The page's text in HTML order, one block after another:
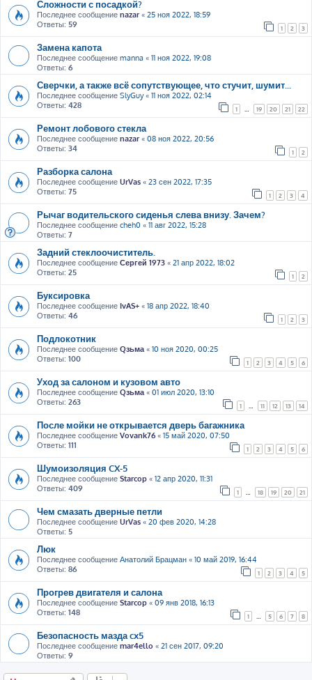
Сложности с посадкой?
Последнее сообщение nazar« 25 ноя 2022, 18:59
Ответы: 59 1 2 3
Замена капота
Последнее сообщение manna « 11 ноя 2022, 19:08
Ответы: 6
Сверчки, а также всё сопутствующее, что стучит, шумит...
Последнее сообщение SlyGuy« 11 ноя 2022, 02:14
Ответы: 428 1 19 20 21 22
Ремонт лобового стекла
Последнее сообщение nazar« 08 ноя 2022, 20:56
Ответы: 34 1 2
Разборка салона
Последнее сообщение UrVas « 23 сен 2022, 17:35
Ответы: 75 1 2 3 4
Рычаг водительского сиденья слева внизу. Зачем?
Последнее сообщение cheh0 « 11 авг 2022, 15:28
Ответы: 7
Задний стеклоочиститель.
Последнее сообщение Сергей 1973 « 21 апр 2022, 18:02
Ответы: 25 1 2
Буксировка
Последнее сообщение IvAS+ « 18 апр 2022, 18:40
Ответы: 46 1 2 3
Подлокотник
Последнее сообщение Qзьма« 10 ноя 2020, 00:25
Ответы: 100 1 2 3 4 5 6
Уход за салоном и кузовом авто
Последнее сообщение Qзьма« 01 июл 2020, 13:10
Ответы: 263 1 11 12 13 14
После мойки не открывается дверь багажника
Последнее сообщение Vovank76« 15 май 2020, 07:50
Ответы: 111 1 2 3 4 5 6
Шумоизоляция CX-5
Последнее сообщение Starcop « 12 апр 2020, 11:31
Ответы: 409 1 18 19 20 21
Чем смазать дверные петли
Последнее сообщение UrVas « 20 фев 2020, 14:28
Ответы: 5
Люк
Последнее сообщение Анатолий Брацман « 10 май 2019, 16:44
Ответы: 86 1 2 3 4 5
Прогрев двигателя и салона
Последнее сообщение Starcop « 09 янв 2018, 16:13
Ответы: 148 1 5 6 7 8
Безопасность мазда cx5
Последнее сообщение mar4ello « 21 сен 2017, 09:20
Ответы: 9